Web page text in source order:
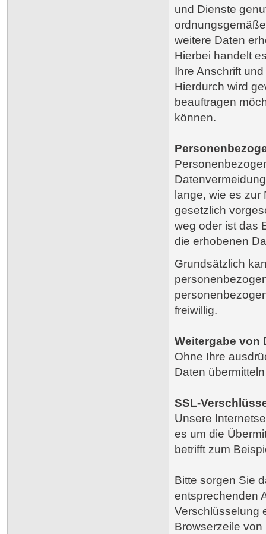
und Dienste
weitere Daten
Hierbei handelt
Ihre Anschrift
Hierdurch wird
beauftragen
können.
lange, wie es
gesetzlich
weg oder ist das
die erhobenen
Grundsätzlich
freiwillig.
Weitergabe von
Ohne Ihre
Daten
SSL-
Unsere
es um die
betrifft zum
Bitte sorgen Sie
entsprechenden
Verschlüsselung
Browserzeile von